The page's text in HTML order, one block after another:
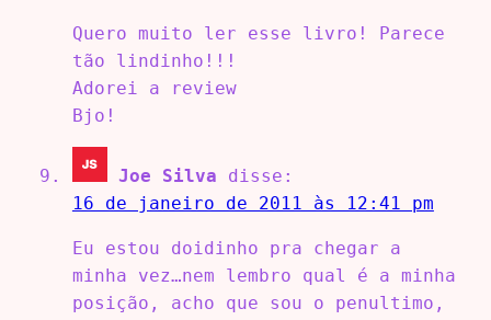
Quero muito ler esse livro! Parece
tão lindinho!!!
Adorei a review
Bjo!
Joe Silva
disse:
16 de janeiro de 2011 às 12:41 pm
Eu estou doidinho pra chegar a
minha vez…nem lembro qual é a minha
posição, acho que sou o penultimo,